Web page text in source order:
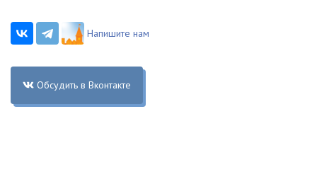
Напишите нам
Обсудить в Вконтакте